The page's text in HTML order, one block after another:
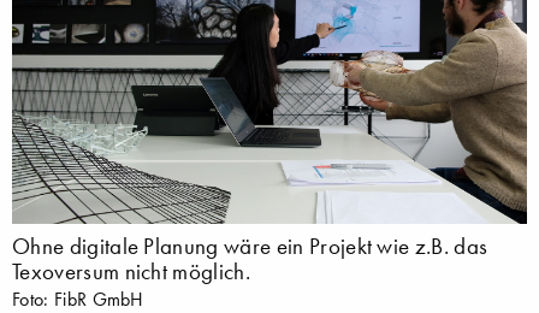
Ohne digitale Planung wäre ein Projekt wie z.B. das
Texoversum nicht möglich.
Foto: FibR GmbH